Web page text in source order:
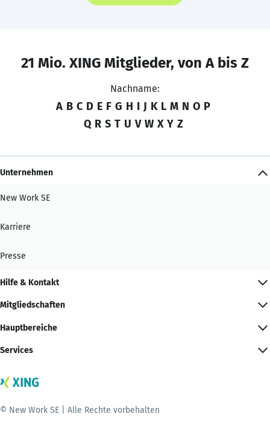
21 Mio. XING Mitglieder, von A bis Z
Nachname:
A B C D E F G H I J K L M N O P
Q R S T U V W X Y Z
Unternehmen
New Work SE
Karriere
Presse
Hilfe & Kontakt
Mitgliedschaften
Hauptbereiche
Services
© New Work SE | Alle Rechte vorbehalten